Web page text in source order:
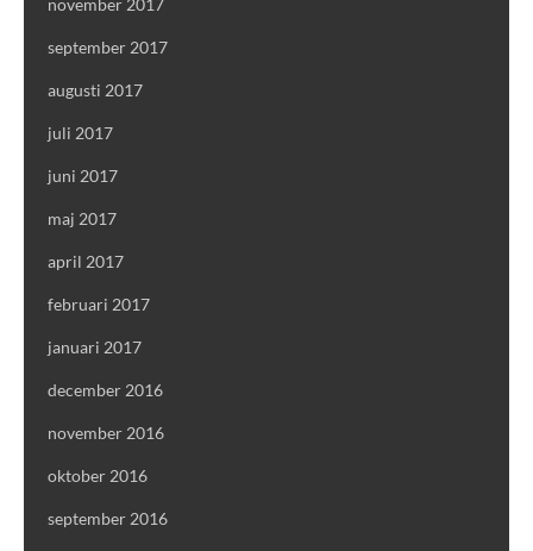
september 2017
augusti 2017
juli 2017
juni 2017
maj 2017
april 2017
februari 2017
januari 2017
december 2016
november 2016
oktober 2016
september 2016